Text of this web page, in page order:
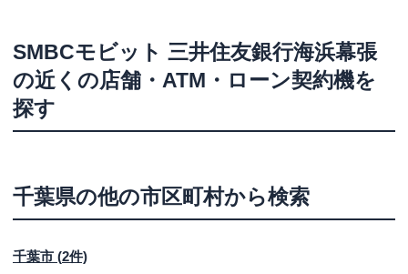
SMBCモビット 三井住友銀行海浜幕張
の近くの店舗・ATM・ローン契約機を
探す
千葉県の他の市区町村から検索
千葉市 (2件)